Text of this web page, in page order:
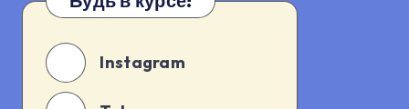
Instagram